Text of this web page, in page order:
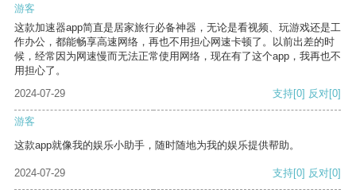
游客
这款加速器app简直是居家旅行必备神器，无论是看视频、玩游戏还是工
作办公，都能畅享高速网络，再也不用担心网速卡顿了。以前出差的时
候，经常因为网速慢而无法正常使用网络，现在有了这个app，我再也不
用担心了。
2024-07-29
支持[0] 反对[0]
游客
这款app就像我的娱乐小助手，随时随地为我的娱乐提供帮助。
2024-07-29 支持[0] 反对[0]